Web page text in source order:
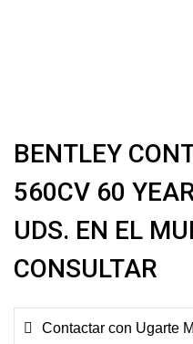
BENTLEY
560CV 60
UDS. EN EL
CONSULTAR
Contactar con Ugarte